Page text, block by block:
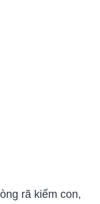
rã kiếm con,